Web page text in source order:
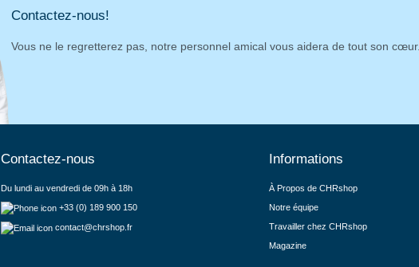
Contactez-nous!
Vous ne le regretterez pas, notre personnel amical vous aidera de tout son cœur.
Contactez-nous
Du lundi au vendredi de 09h à 18h
+33 (0) 189 900 150
contact@chrshop.fr
Informations
À Propos de CHRshop
Notre équipe
Travailler chez CHRshop
Magazine